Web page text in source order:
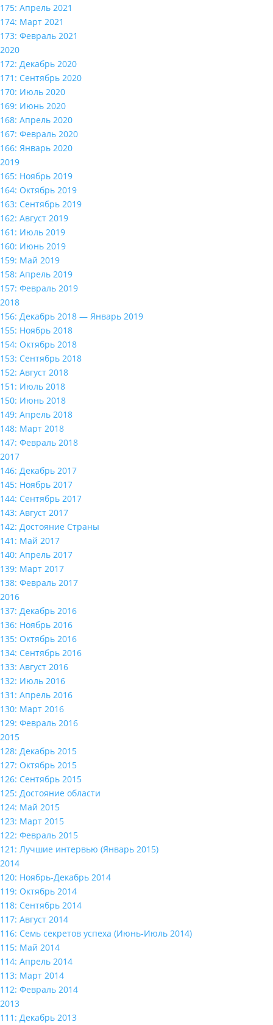
175: Апрель 2021
174: Март 2021
173: Февраль 2021
2020
172: Декабрь 2020
171: Сентябрь 2020
170: Июль 2020
169: Июнь 2020
168: Апрель 2020
167: Февраль 2020
166: Январь 2020
2019
165: Ноябрь 2019
164: Октябрь 2019
163: Сентябрь 2019
162: Август 2019
161: Июль 2019
160: Июнь 2019
159: Май 2019
158: Апрель 2019
157: Февраль 2019
2018
156: Декабрь 2018 — Январь 2019
155: Ноябрь 2018
154: Октябрь 2018
153: Сентябрь 2018
152: Август 2018
151: Июль 2018
150: Июнь 2018
149: Апрель 2018
148: Март 2018
147: Февраль 2018
2017
146: Декабрь 2017
145: Ноябрь 2017
144: Сентябрь 2017
143: Август 2017
142: Достояние Страны
141: Май 2017
140: Апрель 2017
139: Март 2017
138: Февраль 2017
2016
137: Декабрь 2016
136: Ноябрь 2016
135: Октябрь 2016
134: Сентябрь 2016
133: Август 2016
132: Июль 2016
131: Апрель 2016
130: Март 2016
129: Февраль 2016
2015
128: Декабрь 2015
127: Октябрь 2015
126: Сентябрь 2015
125: Достояние области
124: Май 2015
123: Март 2015
122: Февраль 2015
121: Лучшие интервью (Январь 2015)
2014
120: Ноябрь-Декабрь 2014
119: Октябрь 2014
118: Сентябрь 2014
117: Август 2014
116: Семь секретов успеха (Июнь-Июль 2014)
115: Май 2014
114: Апрель 2014
113: Март 2014
112: Февраль 2014
2013
111: Декабрь 2013